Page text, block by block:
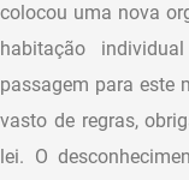
colocou uma nova
habitação
passagem para este
vasto de regras,
lei. O